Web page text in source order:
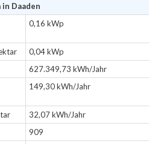
Daaden
0,16 kWp
0,04 kWp
627.349,73 kWh/Jahr
149,30 kWh/Jahr
32,07 kWh/Jahr
909